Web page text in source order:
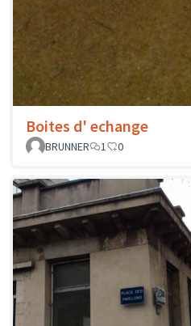
Boites d' echange
BRUNNER
1 0